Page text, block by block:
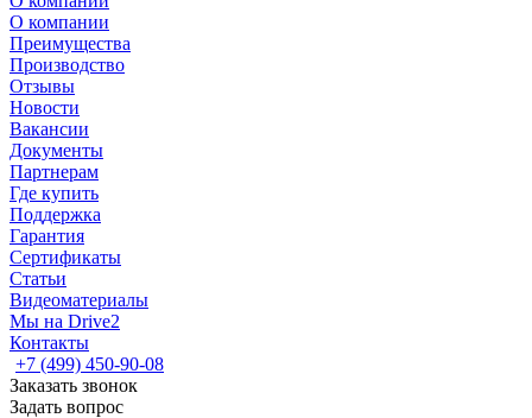
О компании
Преимущества
Производство
Отзывы
Новости
Вакансии
Документы
Партнерам
Где купить
Поддержка
Гарантия
Сертификаты
Статьи
Видеоматериалы
Мы на Drive2
Контакты
+7 (499) 450-90-08
Заказать звонок
Задать вопрос